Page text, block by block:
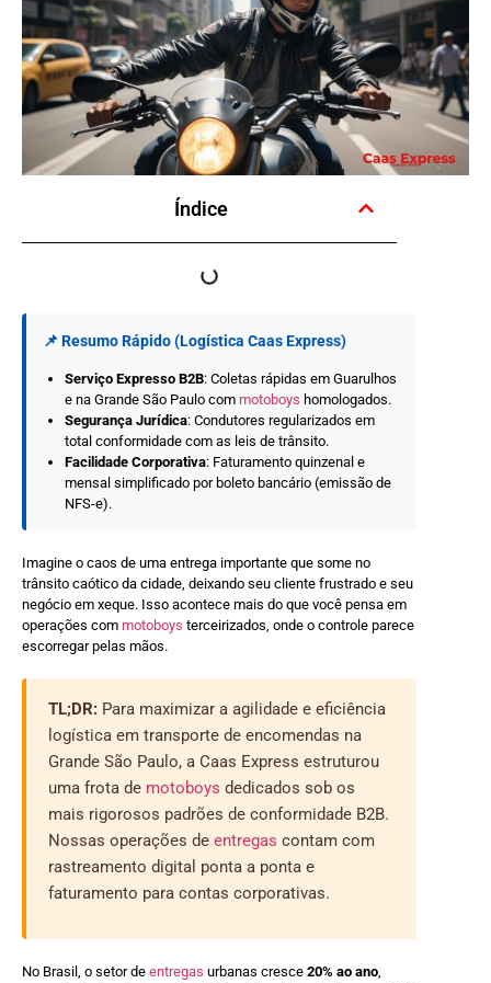
Índice
📌 Resumo Rápido (Logística Caas Express)
Serviço Expresso B2B: Coletas rápidas em Guarulhos
e na Grande São Paulo com motoboys homologados.
Segurança Jurídica: Condutores regularizados em
total conformidade com as leis de trânsito.
Facilidade Corporativa: Faturamento quinzenal e
mensal simplificado por boleto bancário (emissão de
NFS-e).
Imagine o caos de uma entrega importante que some no
trânsito caótico da cidade, deixando seu cliente frustrado e seu
negócio em xeque. Isso acontece mais do que você pensa em
operações com motoboys terceirizados, onde o controle parece
escorregar pelas mãos.
TL;DR: Para maximizar a agilidade e eficiência
logística em transporte de encomendas na
Grande São Paulo, a Caas Express estruturou
uma frota de motoboys dedicados sob os
mais rigorosos padrões de conformidade B2B.
Nossas operações de entregas contam com
rastreamento digital ponta a ponta e
faturamento para contas corporativas.
No Brasil, o setor de entregas urbanas cresce 20% ao ano,